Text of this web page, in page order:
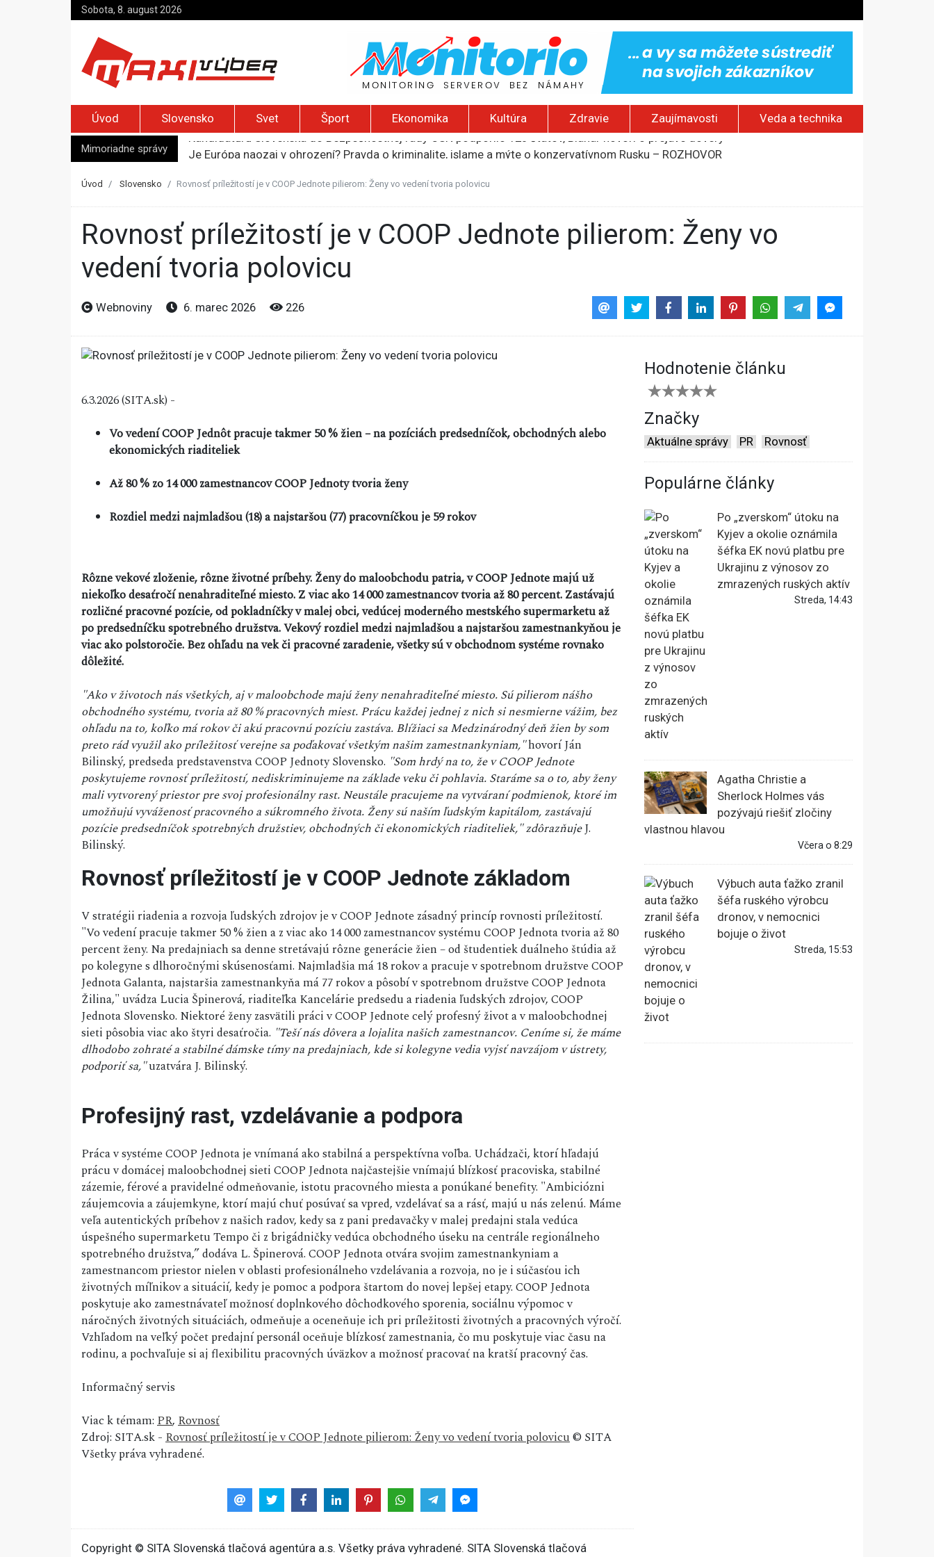
Sobota, 8. august 2026
Úvod Slovensko Svet Šport Ekonomika Kultúra Zdravie Zaujímavosti Veda a technika
Mimoriadne správy
Je Európa naozaj v ohrození? Pravda o kriminalite, islame a mýte o konzervatívnom Rusku – ROZHOVOR
Kyjev žiada EÚ o 220 miliónov eur na pomoc farmárom, ktorých postihla blokáda prístavov
Kandidatúru Slovenska do Bezpečnostnej rady OSN podporilo 123 štátov, Blanár hovorí o prejave dôvery
Úvod Slovensko Rovnosť príležitostí je v COOP Jednote pilierom: Ženy vo vedení tvoria polovicu
Rovnosť príležitostí je v COOP Jednote pilierom: Ženy vo
vedení tvoria polovicu
Webnoviny 6. marec 2026 226
6.3.2026 (SITA.sk) -
Vo vedení COOP Jednôt pracuje takmer 50 % žien – na pozíciách predsedníčok, obchodných alebo
ekonomických riaditeliek
Až 80 % zo 14 000 zamestnancov COOP Jednoty tvoria ženy
Rozdiel medzi najmladšou (18) a najstaršou (77) pracovníčkou je 59 rokov
Rôzne vekové zloženie, rôzne životné príbehy. Ženy do maloobchodu patria, v COOP Jednote majú už
niekoľko desaťročí nenahraditeľné miesto. Z viac ako 14 000 zamestnancov tvoria až 80 percent. Zastávajú
rozličné pracovné pozície, od pokladníčky v malej obci, vedúcej moderného mestského supermarketu až
po predsedníčku spotrebného družstva. Vekový rozdiel medzi najmladšou a najstaršou zamestnankyňou je
viac ako polstoročie. Bez ohľadu na vek či pracovné zaradenie, všetky sú v obchodnom systéme rovnako
dôležité.
"Ako v životoch nás všetkých, aj v maloobchode majú ženy nenahraditeľné miesto. Sú pilierom nášho
obchodného systému, tvoria až 80 % pracovných miest. Prácu každej jednej z nich si nesmierne vážim, bez
ohľadu na to, koľko má rokov či akú pracovnú pozíciu zastáva. Blížiaci sa Medzinárodný deň žien by som
preto rád využil ako príležitosť verejne sa poďakovať všetkým našim zamestnankyniam,"hovorí Ján
Bilinský, predseda predstavenstva COOP Jednoty Slovensko. "Som hrdý na to, že v COOP Jednote
poskytujeme rovnosť príležitostí, nediskriminujeme na základe veku či pohlavia. Staráme sa o to, aby ženy
mali vytvorený priestor pre svoj profesionálny rast. Neustále pracujeme na vytváraní podmienok, ktoré im
umožňujú vyváženosť pracovného a súkromného života. Ženy sú naším ľudským kapitálom, zastávajú
pozície predsedníčok spotrebných družstiev, obchodných či ekonomických riaditeliek," zdôrazňujeJ.
Bilinský.
Rovnosť príležitostí je v COOP Jednote základom
V stratégii riadenia a rozvoja ľudských zdrojov je v COOP Jednote zásadný princíp rovnosti príležitostí.
"Vo vedení pracuje takmer 50 % žien a z viac ako 14 000 zamestnancov systému COOP Jednota tvoria až 80
percent ženy. Na predajniach sa denne stretávajú rôzne generácie žien – od študentiek duálneho štúdia až
po kolegyne s dlhoročnými skúsenosťami. Najmladšia má 18 rokov a pracuje v spotrebnom družstve COOP
Jednota Galanta, najstaršia zamestnankyňa má 77 rokov a pôsobí v spotrebnom družstve COOP Jednota
Žilina," uvádza Lucia Špinerová, riaditeľka Kancelárie predsedu a riadenia ľudských zdrojov, COOP
Jednota Slovensko. Niektoré ženy zasvätili práci v COOP Jednote celý profesný život a v maloobchodnej
sieti pôsobia viac ako štyri desaťročia. "Teší nás dôvera a lojalita našich zamestnancov. Ceníme si, že máme
dlhodobo zohraté a stabilné dámske tímy na predajniach, kde si kolegyne vedia vyjsť navzájom v ústrety,
podporiť sa,"uzatvára J. Bilinský.
Profesijný rast, vzdelávanie a podpora
Práca v systéme COOP Jednota je vnímaná ako stabilná a perspektívna voľba. Uchádzači, ktorí hľadajú
prácu v domácej maloobchodnej sieti COOP Jednota najčastejšie vnímajú blízkosť pracoviska, stabilné
zázemie, férové a pravidelné odmeňovanie, istotu pracovného miesta a ponúkané benefity. "Ambiciózni
záujemcovia a záujemkyne, ktorí majú chuť posúvať sa vpred, vzdelávať sa a rásť, majú u nás zelenú. Máme
veľa autentických príbehov z našich radov, kedy sa z pani predavačky v malej predajni stala vedúca
úspešného supermarketu Tempo či z brigádničky vedúca obchodného úseku na centrále regionálneho
spotrebného družstva,” dodáva L. Špinerová. COOP Jednota otvára svojim zamestnankyniam a
zamestnancom priestor nielen v oblasti profesionálneho vzdelávania a rozvoja, no je i súčasťou ich
životných míľnikov a situácií, kedy je pomoc a podpora štartom do novej lepšej etapy. COOP Jednota
poskytuje ako zamestnávateľ možnosť doplnkového dôchodkového sporenia, sociálnu výpomoc v
náročných životných situáciách, odmeňuje a oceneňuje ich pri príležitosti životných a pracovných výročí.
Vzhľadom na veľký počet predajní personál oceňuje blízkosť zamestnania, čo mu poskytuje viac času na
rodinu, a pochvaľuje si aj flexibilitu pracovných úväzkov a možnosť pracovať na kratší pracovný čas.
Informačný servis
Viac k témam:PR,Rovnosť
Zdroj: SITA.sk -Rovnosť príležitostí je v COOP Jednote pilierom: Ženy vo vedení tvoria polovicu© SITA
Všetky práva vyhradené.
Hodnotenie článku
Značky
Aktuálne správy PR Rovnosť
Populárne články
Po „zverskom“ útoku na
Kyjev a okolie oznámila
šéfka EK novú platbu pre
Ukrajinu z výnosov zo
zmrazených ruských aktív
Streda, 14:43
Agatha Christie a
Sherlock Holmes vás
pozývajú riešiť zločiny
vlastnou hlavou
Včera o 8:29
Výbuch auta ťažko zranil
šéfa ruského výrobcu
dronov, v nemocnici
bojuje o život
Streda, 15:53
Copyright © SITA Slovenská tlačová agentúra a.s. Všetky práva vyhradené. SITA Slovenská tlačová